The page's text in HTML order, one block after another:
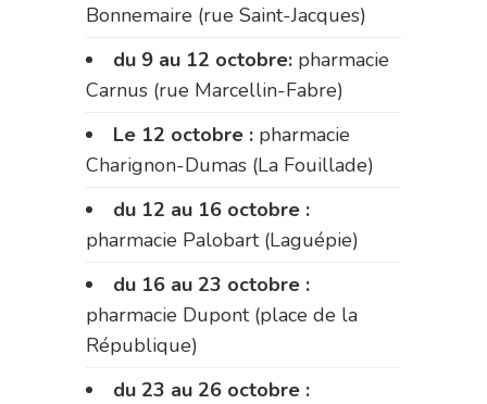
Bonnemaire (rue Saint-Jacques)
du 9 au 12 octobre: pharmacie
Carnus (rue Marcellin-Fabre)
Le 12 octobre : pharmacie
Charignon-Dumas (La Fouillade)
du 12 au 16 octobre :
pharmacie Palobart (Laguépie)
du 16 au 23 octobre :
pharmacie Dupont (place de la
République)
du 23 au 26 octobre :